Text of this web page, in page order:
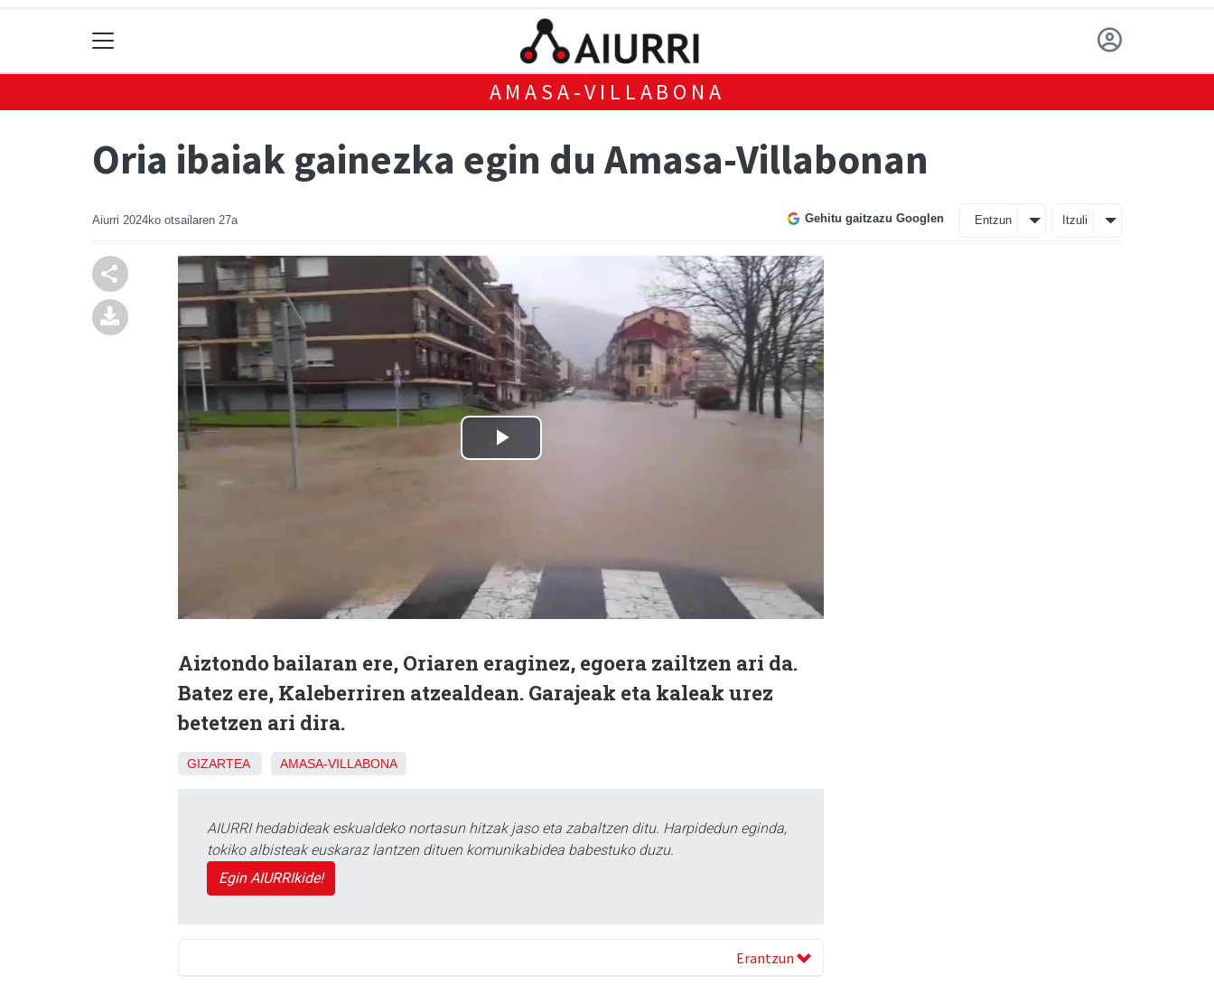
AMASA-VILLABONA
Oria ibaiak gainezka egin du Amasa-Villabonan
Aiurri 2024ko otsailaren 27a Gehitu gaitzazu Googlen Entzun Itzuli
Aiztondo bailaran ere, Oriaren eraginez, egoera zailtzen ari da.
Batez ere, Kaleberriren atzealdean. Garajeak eta kaleak urez
betetzen ari dira.
GIZARTEA AMASA-VILLABONA
AIURRI hedabideak eskualdeko nortasun hitzak jaso eta zabaltzen ditu. Harpidedun eginda,
tokiko albisteak euskaraz lantzen dituen komunikabidea babestuko duzu.
Egin AIURRIkide!
Erantzun